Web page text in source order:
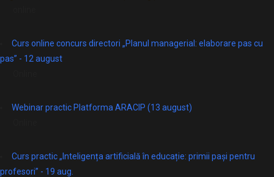
Curs online concurs directori „Planul managerial: elaborare pas cu
pas” - 12 august
Webinar practic Platforma ARACIP (13 august)
Curs practic „Inteligența artificială în educație: primii pași pentru
profesori” - 19 aug.